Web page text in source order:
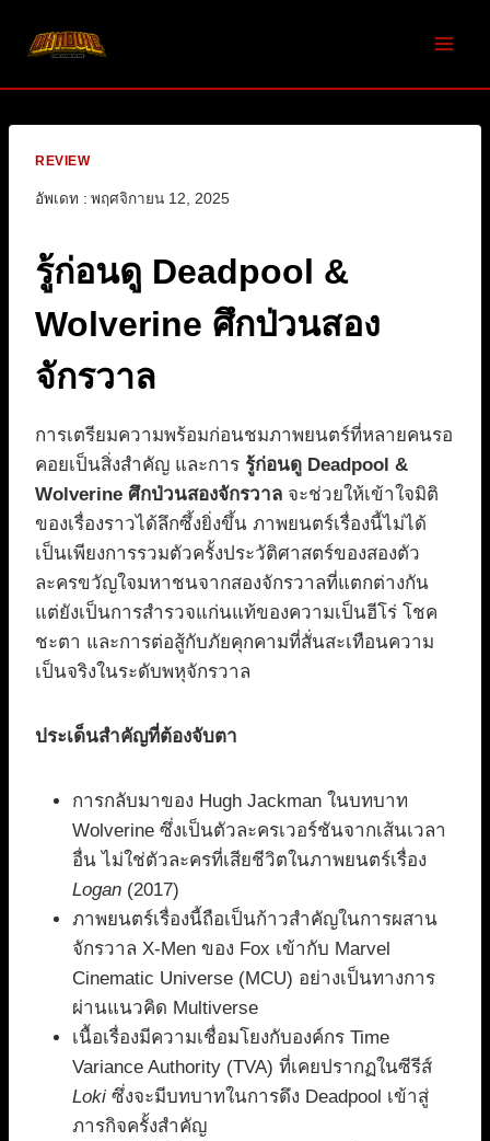
REVIEW
อัพเดท : พฤศจิกายน 12, 2025
รู้ก่อนดู Deadpool &
Wolverine ศึกป่วนสอง
จักรวาล
การเตรียมความพร้อมก่อนชมภาพยนตร์ที่หลายคนรอ
คอยเป็นสิ่งสำคัญ และการ รู้ก่อนดู Deadpool &
Wolverine ศึกป่วนสองจักรวาล จะช่วยให้เข้าใจมิติ
ของเรื่องราวได้ลึกซึ้งยิ่งขึ้น ภาพยนตร์เรื่องนี้ไม่ได้
เป็นเพียงการรวมตัวครั้งประวัติศาสตร์ของสองตัว
ละครขวัญใจมหาชนจากสองจักรวาลที่แตกต่างกัน
แต่ยังเป็นการสำรวจแก่นแท้ของความเป็นฮีโร่ โชค
ชะตา และการต่อสู้กับภัยคุกคามที่สั่นสะเทือนความ
เป็นจริงในระดับพหุจักรวาล
ประเด็นสำคัญที่ต้องจับตา
การกลับมาของ Hugh Jackman ในบทบาท
Wolverine ซึ่งเป็นตัวละครเวอร์ชันจากเส้นเวลา
อื่น ไม่ใช่ตัวละครที่เสียชีวิตในภาพยนตร์เรื่อง
Logan (2017)
ภาพยนตร์เรื่องนี้ถือเป็นก้าวสำคัญในการผสาน
จักรวาล X-Men ของ Fox เข้ากับ Marvel
Cinematic Universe (MCU) อย่างเป็นทางการ
ผ่านแนวคิด Multiverse
เนื้อเรื่องมีความเชื่อมโยงกับองค์กร Time
Variance Authority (TVA) ที่เคยปรากฏในซีรีส์
Loki ซึ่งจะมีบทบาทในการดึง Deadpool เข้าสู่
ภารกิจครั้งสำคัญ